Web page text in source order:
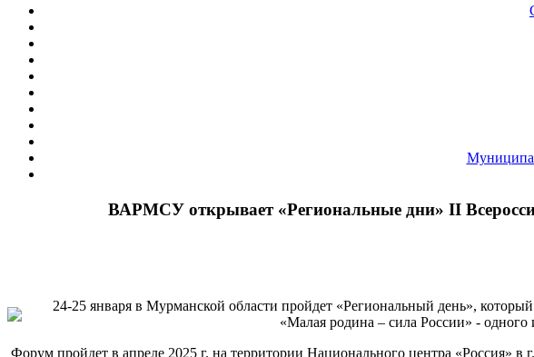
ВАРМСУ открывает «Региональные дни» II
24-25 января в Мурманской области пройдет «Региональный день»,
«Малая родина – сила России» -
Форум пройдет в апреле 2025 г. на территории Национального центра «Россия»